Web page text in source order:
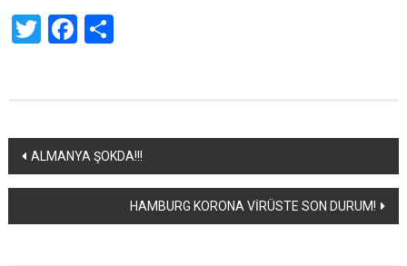
TwitterFacebook
Share
Yazı
dolaşımı
ALMANYA ŞOKDA!!!
HAMBURG KORONA VİRÜSTE SON DURUM!